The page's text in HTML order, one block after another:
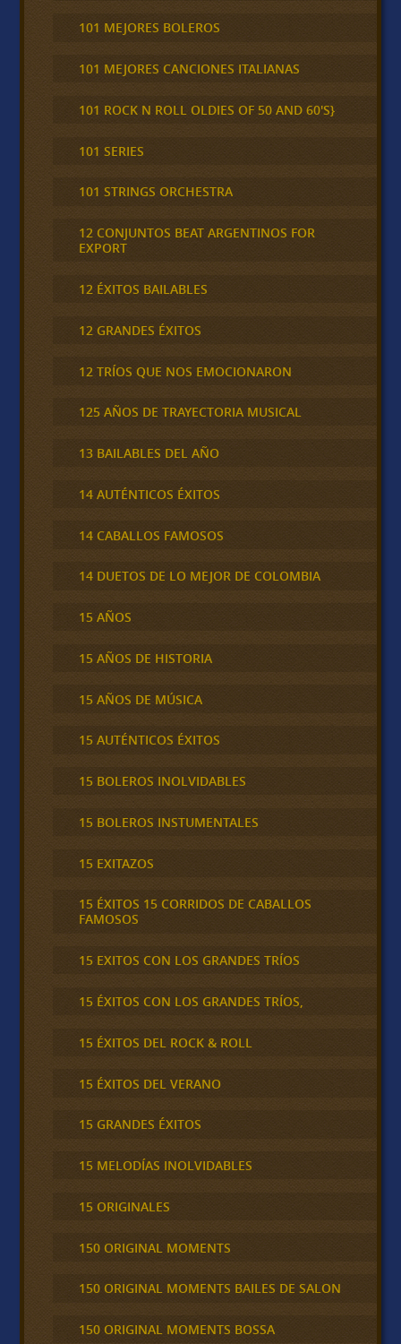
101 MEJORES BOLEROS
101 MEJORES CANCIONES ITALIANAS
101 ROCK N ROLL OLDIES OF 50 AND 60'S}
101 SERIES
101 STRINGS ORCHESTRA
12 CONJUNTOS BEAT ARGENTINOS FOR
EXPORT
12 ÉXITOS BAILABLES
12 GRANDES ÉXITOS
12 TRÍOS QUE NOS EMOCIONARON
125 AÑOS DE TRAYECTORIA MUSICAL
13 BAILABLES DEL AÑO
14 AUTÉNTICOS ÉXITOS
14 CABALLOS FAMOSOS
14 DUETOS DE LO MEJOR DE COLOMBIA
15 AÑOS
15 AÑOS DE HISTORIA
15 AÑOS DE MÚSICA
15 AUTÉNTICOS ÉXITOS
15 BOLEROS INOLVIDABLES
15 BOLEROS INSTUMENTALES
15 EXITAZOS
15 ÉXITOS 15 CORRIDOS DE CABALLOS
FAMOSOS
15 EXITOS CON LOS GRANDES TRÍOS
15 ÉXITOS CON LOS GRANDES TRÍOS,
15 ÉXITOS DEL ROCK & ROLL
15 ÉXITOS DEL VERANO
15 GRANDES ÉXITOS
15 MELODÍAS INOLVIDABLES
15 ORIGINALES
150 ORIGINAL MOMENTS
150 ORIGINAL MOMENTS BAILES DE SALON
150 ORIGINAL MOMENTS BOSSA